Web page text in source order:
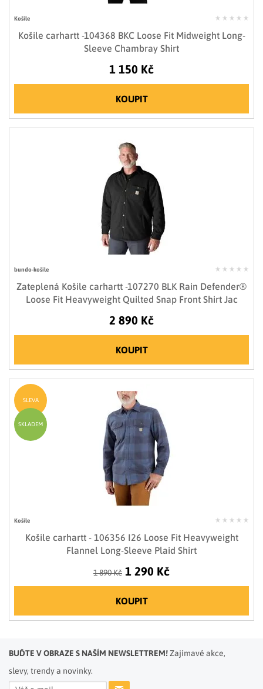
Košile
Košile carhartt -104368 BKC Loose Fit Midweight Long-
Sleeve Chambray Shirt
1 150 Kč
KOUPIT
bundo-košile
Zateplená Košile carhartt -107270 BLK Rain Defender®
Loose Fit Heavyweight Quilted Snap Front Shirt Jac
2 890 Kč
KOUPIT
Košile
Košile carhartt - 106356 I26 Loose Fit Heavyweight
Flannel Long-Sleeve Plaid Shirt
1 890 Kč 1 290 Kč
KOUPIT
SLEVA
SKLADEM
BUĎTE V OBRAZE S NAŠÍM NEWSLETTREM!Zajímavé akce,
slevy, trendy a novinky.